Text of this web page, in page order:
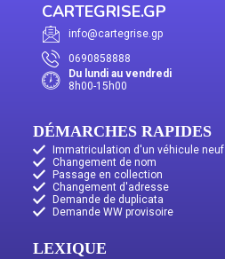
CARTEGRISE.GP
info@cartegrise.gp
0690858888
Du lundi au vendredi
8h00-15h00
DÉMARCHES RAPIDES
Immatriculation d'un véhicule neuf
Changement de nom
Passage en collection
Changement d'adresse
Demande de duplicata
Demande WW provisoire
LEXIQUE